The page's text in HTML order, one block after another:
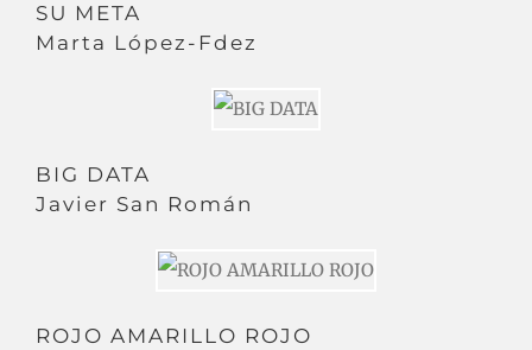
SU META
Marta López-Fdez
BIG DATA
Javier San Román
ROJO AMARILLO ROJO